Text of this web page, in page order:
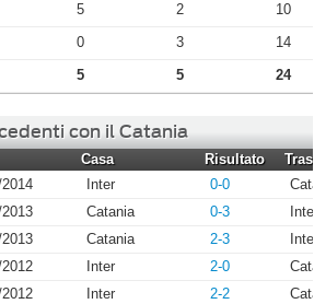
5 2
10
0 3
14
5 5 24
con il Catania
Casa Risultato
Inter 0-0
Catania 0-3
Catania 2-3
Inter 2-0
Inter 2-2